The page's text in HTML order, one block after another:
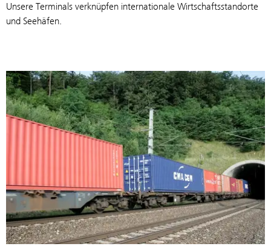
Unsere Terminals verknüpfen internationale Wirtschaftsstandorte
und Seehäfen.